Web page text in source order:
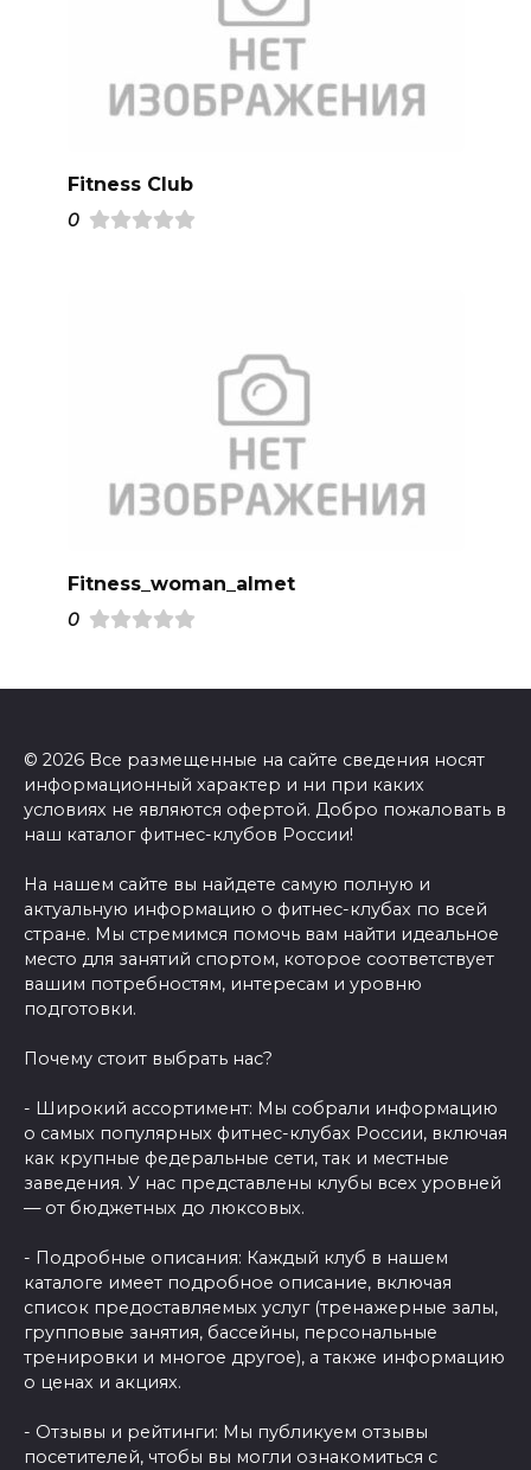
Fitness Club
0
Fitness_woman_almet
0
© 2026 Все размещенные на сайте сведения носят
информационный характер и ни при каких
условиях не являются офертой. Добро пожаловать в
наш каталог фитнес-клубов России!
На нашем сайте вы найдете самую полную и
актуальную информацию о фитнес-клубах по всей
стране. Мы стремимся помочь вам найти идеальное
место для занятий спортом, которое соответствует
вашим потребностям, интересам и уровню
подготовки.
Почему стоит выбрать нас?
- Широкий ассортимент: Мы собрали информацию
о самых популярных фитнес-клубах России, включая
как крупные федеральные сети, так и местные
заведения. У нас представлены клубы всех уровней
— от бюджетных до люксовых.
- Подробные описания: Каждый клуб в нашем
каталоге имеет подробное описание, включая
список предоставляемых услуг (тренажерные залы,
групповые занятия, бассейны, персональные
тренировки и многое другое), а также информацию
о ценах и акциях.
- Отзывы и рейтинги: Мы публикуем отзывы
посетителей, чтобы вы могли ознакомиться с